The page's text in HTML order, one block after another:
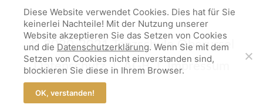
© 2020-2021 Tanzschule Oberursel
Datenschutz
AGB Impressum
Diese Website verwendet Cookies. Dies hat für Sie
keinerlei Nachteile! Mit der Nutzung unserer
Website akzeptieren Sie das Setzen von Cookies
und die Datenschutzerklärung. Wenn Sie mit dem
Setzen von Cookies nicht einverstanden sind,
blockieren Sie diese in Ihrem Browser.
OK, verstanden!